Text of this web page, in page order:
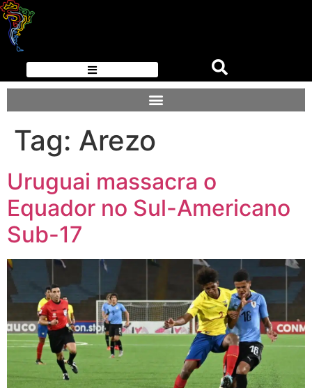
Tag: Arezo
Uruguai massacra o
Equador no Sul-Americano
Sub-17